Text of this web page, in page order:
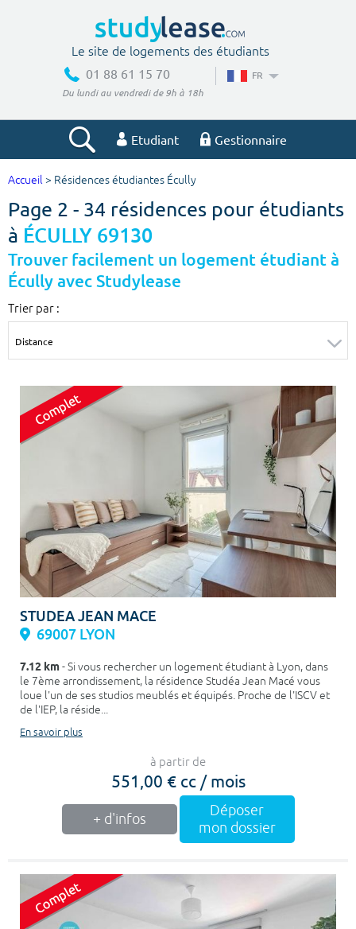
Le site de logements des étudiants
01 88 61 15 70
Du lundi au vendredi de 9h à 18h
FR
Etudiant Gestionnaire
Votre recherche
Ville, école
m²
Colocation
Votre date d'entrée
Chercher
Accueil > Résidences étudiantes Écully
Page 2 - 34 résidences pour étudiants
à ÉCULLY 69130
Trouver facilement un logement étudiant à
Écully avec Studylease
Trier par :
STUDEA JEAN MACE
69007 LYON
7.12 km- Si vous rechercher un logement étudiant à Lyon, dans
le 7ème arrondissement, la résidence Studéa Jean Macé vous
loue l'un de ses studios meublés et équipés. Proche de l'ISCV et
de l'IEP, la réside...
En savoir plus
à partir de
551,00 € cc / mois
+ d'infos
Déposer
mon dossier